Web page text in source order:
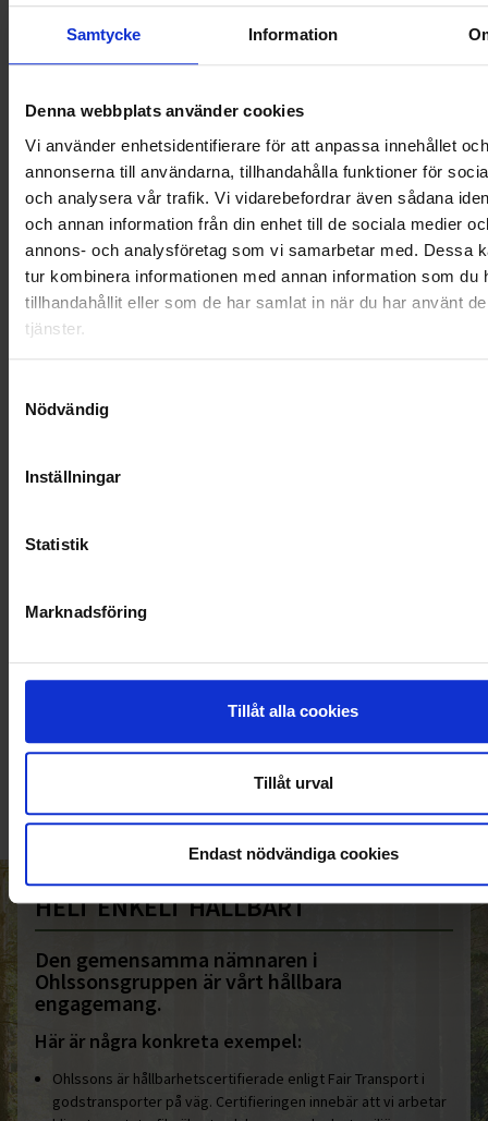
Samtycke Information
Denna webbplats använder cookies
Vi använder enhetsidentifierare för att anpassa innehållet och
annonserna till användarna, tillhandahålla funktioner för
och analysera vår trafik. Vi vidarebefordrar även sådana
och annan information från din enhet till de sociala medier
annons- och analysföretag som vi samarbetar med. Dessa
tur kombinera informationen med annan information som du
tillhandahållit eller som de har samlat in när du har använt
tjänster.
Nödvändig
Inställningar
Statistik
Marknadsföring
Tillåt alla cookies
Tillåt urval
Endast nödvändiga cookies
OHLSSONS REGION SYD
OHLSSONSKOLLEGOR
RENHÅLLNING
SAMARBETEN
SOCIALT ANSVAR
VELLINGE
010-45 00 200​
HELT ENKELT HÅLLBART
Den gemensamma nämnaren i
Ohlssonsgruppen är vårt hållbara
engagemang.
Här är några konkreta exempel:
Ohlssons är hållbarhetscertifierade enligt Fair Transport i
godstransporter på väg. Certifieringen innebär att vi arbetar